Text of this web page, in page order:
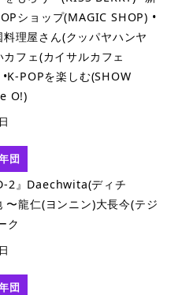
ショップ(MAGIC SHOP) •
理屋さん(クッパヤハンヤ
カフェ(カイサルカフェ
POPを楽しむ(SHOW
O!)
団
2』Daechwita(ディチ
〜龍仁(ヨンニン)大長今(テジ
ク
団